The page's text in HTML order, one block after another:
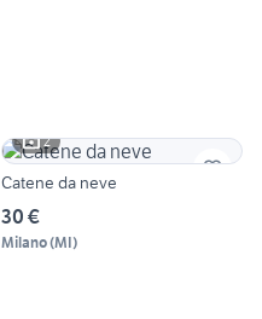
2
Catene da neve
30 €
Milano(MI)